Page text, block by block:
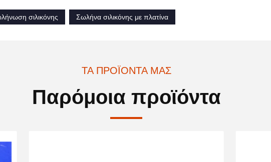
σιλικόνης Σωλήνα σιλικόνης με πλατίνα
ΤΑ ΠΡΟΪΌΝΤΑ ΜΑΣ
Παρόμοια προϊόντα